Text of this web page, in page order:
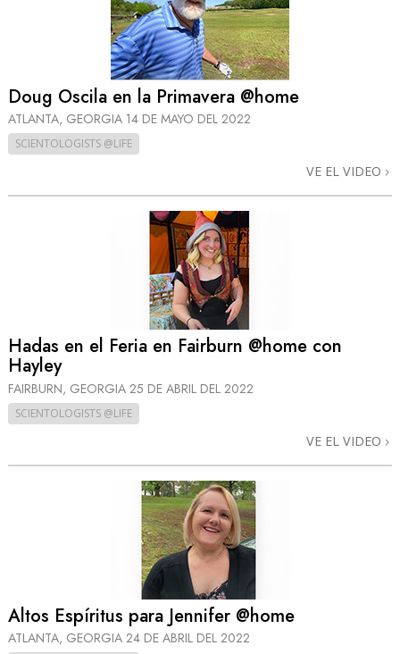
Doug Oscila en la Primavera @home
ATLANTA, GEORGIA 14 DE MAYO DEL 2022
SCIENTOLOGISTS @LIFE
VE EL VIDEO
Hadas en el Feria en Fairburn @home con
Hayley
FAIRBURN, GEORGIA 25 DE ABRIL DEL 2022
SCIENTOLOGISTS @LIFE
VE EL VIDEO
Altos Espíritus para Jennifer @home
ATLANTA, GEORGIA 24 DE ABRIL DEL 2022